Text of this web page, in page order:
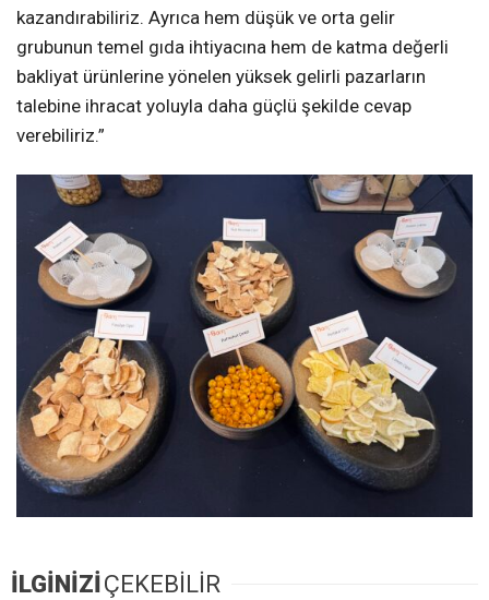
kazandırabiliriz. Ayrıca hem düşük ve orta gelir
grubunun temel gıda ihtiyacına hem de katma değerli
bakliyat ürünlerine yönelen yüksek gelirli pazarların
talebine ihracat yoluyla daha güçlü şekilde cevap
verebiliriz.”
İLGİNİZİÇEKEBİLİR